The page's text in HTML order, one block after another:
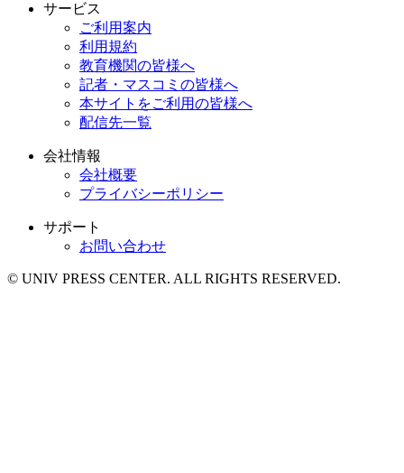
サービス
ご利用案内
利用規約
教育機関の皆様へ
記者・マスコミの皆様へ
本サイトをご利用の皆様へ
配信先一覧
会社情報
会社概要
プライバシーポリシー
サポート
お問い合わせ
© UNIV PRESS CENTER. ALL RIGHTS RESERVED.